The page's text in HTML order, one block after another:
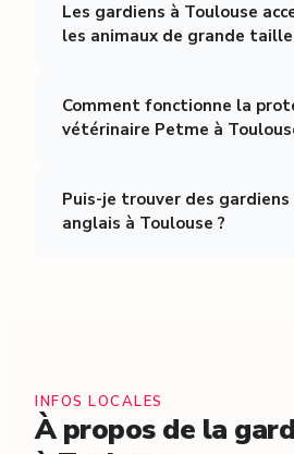
Les gardiens à Toulouse
les animaux de grande taille
Comment fonctionne la
vétérinaire Petme à
Puis-je trouver des
anglais à Toulouse ?
INFOS LOCALES
À propos de la